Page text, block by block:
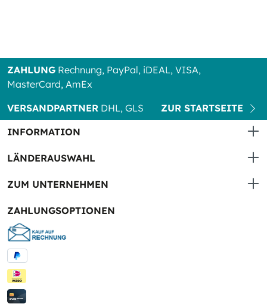
ZAHLUNG Rechnung, PayPal, iDEAL, VISA,
MasterCard, AmEx
VERSANDPARTNER DHL, GLS
ZUR STARTSEITE
INFORMATION
LÄNDERAUSWAHL
ZUM UNTERNEHMEN
ZAHLUNGSOPTIONEN